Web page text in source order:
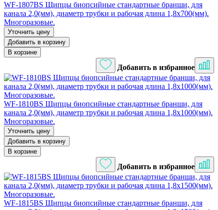
WF-1807BS Щипцы биопсийные стандартные бранши, для
канала 2,0(мм), диаметр трубки и рабочая длина 1,8х700(мм).
Многоразовые.
Уточнить цену
Добавить в корзину
В корзине
Добавить в избранное
WF-1810BS Щипцы биопсийные стандартные бранши, для
канала 2,0(мм), диаметр трубки и рабочая длина 1,8х1000(мм).
Многоразовые.
Уточнить цену
Добавить в корзину
В корзине
Добавить в избранное
WF-1815BS Щипцы биопсийные стандартные бранши, для